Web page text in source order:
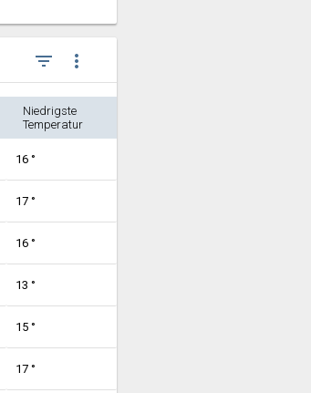
filter_list more_vert
Niedrigste
Temperatur
16 °
17 °
16 °
13 °
15 °
17 °